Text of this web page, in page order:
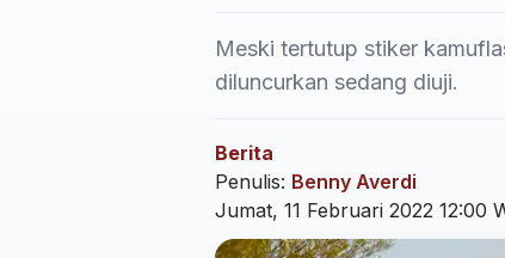
Meski tertutup stiker
diluncurkan sedang diuji.
Berita
Penulis: Benny Averdi
Jumat, 11 Februari 2022 12:00